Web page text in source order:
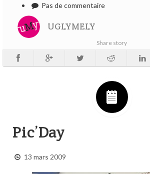
Pas de commentaire
UGLYMELY
Share story
Pic’Day
13 mars 2009